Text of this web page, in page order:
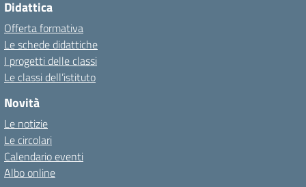
Didattica
Offerta formativa
Le schede didattiche
I progetti delle classi
Le classi dell’istituto
Novità
Le notizie
Le circolari
Calendario eventi
Albo online